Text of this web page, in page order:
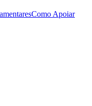
Como Apoiar